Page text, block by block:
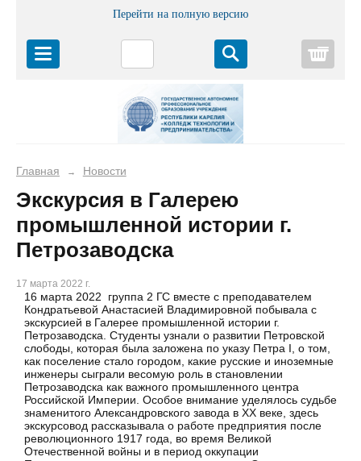
Перейти на полную версию
Главная → Новости
Экскурсия в Галерею
промышленной истории г.
Петрозаводска
17 марта 2022 г.
16 марта 2022 группа 2 ГС вместе с преподавателем
Кондратьевой Анастасией Владимировной побывала с
экскурсией в Галерее промышленной истории г.
Петрозаводска. Студенты узнали о развитии Петровской
слободы, которая была заложена по указу Петра I, о том,
как поселение стало городом, какие русские и иноземные
инженеры сыграли весомую роль в становлении
Петрозаводска как важного промышленного центра
Российской Империи. Особое внимание уделялось судьбе
знаменитого Александровского завода в XX веке, здесь
экскурсовод рассказывала о работе предприятия после
революционного 1917 года, во время Великой
Отечественной войны и в период оккупации